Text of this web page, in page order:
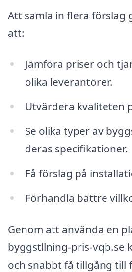
Att samla in flera förslag
att:
Jämföra priser och
olika leverantörer.
Utvärdera kvaliteten
Se olika typer av
deras specifikationer.
Få förslag på
Förhandla bättre
Genom att använda en
byggstllning-pris-vqb.se
och snabbt få tillgång till